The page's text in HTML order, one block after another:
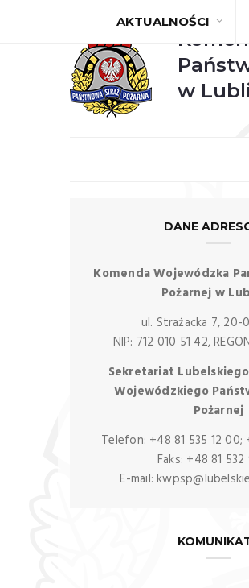
w
AKTUALNOŚCI
DANE
Komenda Wojewódzka
Pożarnej w
ul. Strażacka 7, 20-
NIP: 712 010 51 42,
Sekretariat
Wojewódzkiego
Pożarnej
Telefon: +48 81 535 12 00;
Faks: +48 81
E-mail: